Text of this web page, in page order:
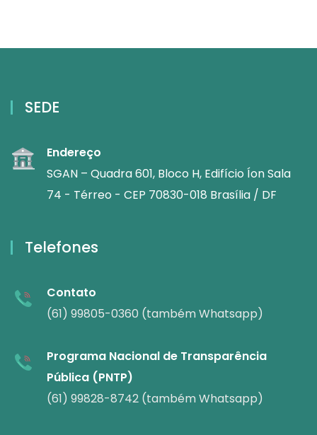
SEDE
Endereço
SGAN – Quadra 601, Bloco H, Edifício Íon Sala
74 - Térreo - CEP 70830-018 Brasília / DF
Telefones
Contato
(61) 99805-0360 (também Whatsapp)
Programa Nacional de Transparência
Pública (PNTP)
(61) 99828-8742 (também Whatsapp)